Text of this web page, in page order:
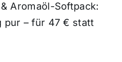
Aromaöl-Softpack:
pur – für 47 € statt